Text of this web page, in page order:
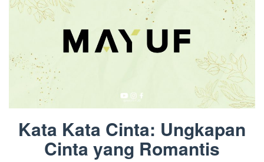
Kata Kata Cinta: Ungkapan
Cinta yang Romantis